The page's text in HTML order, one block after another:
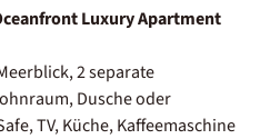
Luxury Apartment
2 separate
Dusche oder
TV, Küche, Kaffeemaschine